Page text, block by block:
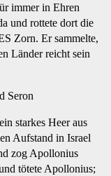
immer in Ehren
und rottete dort die
Zorn. Er sammelte,
Länder reicht sein
Seron
starkes Heer aus
Aufstand in Israel
zog Apollonius
tötete Apollonius;